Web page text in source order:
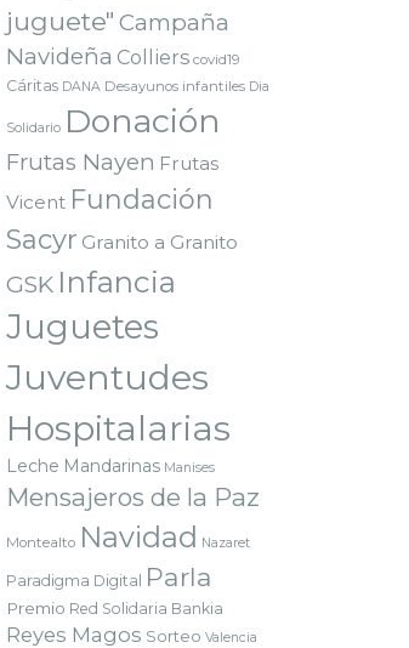
juguete" Campaña
Navideña Colliers covid19
Cáritas DANA Desayunos infantiles Dia
Solidario Donación
Frutas Nayen Frutas
Vicent Fundación
Sacyr Granito a Granito
GSK Infancia
Juguetes
Juventudes
Hospitalarias
Leche Mandarinas Manises
Mensajeros de la Paz
Montealto Navidad Nazaret
Paradigma Digital Parla
Premio Red Solidaria Bankia
Reyes Magos Sorteo Valencia